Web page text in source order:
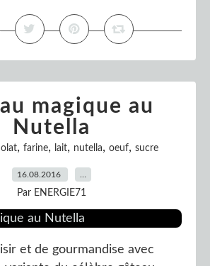
magique au
Nutella
, farine, lait, nutella, oeuf, sucre
16.08.2016
Par ENERGIE71
et de gourmandise avec